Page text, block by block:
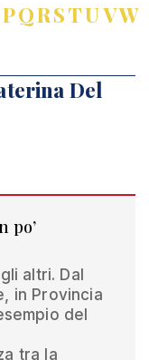
PQRSTUVW
Del
po’
altri. Dal
in Provincia
del
tra la